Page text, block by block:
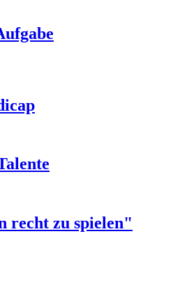
recht zu spielen"